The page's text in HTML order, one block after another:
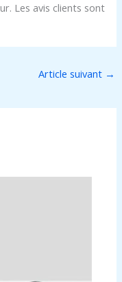
Les avis clients sont
Article suivant →